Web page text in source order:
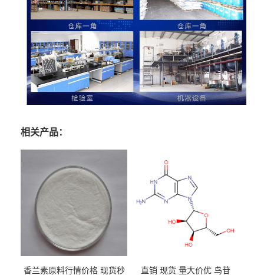
相关产品：
香兰素原料行情价格 现货秒 直销 现货 量大价优 鸟苷